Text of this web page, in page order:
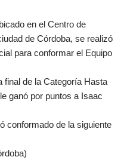
en el Centro de
de Córdoba, se realizó
para conformar el Equipo
final de la Categoría Hasta
ganó por puntos a Isaac
conformado de la siguiente